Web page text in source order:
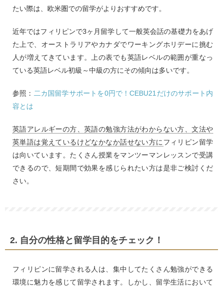
たい際は、欧米圏での留学がよりおすすめです。
近年ではフィリピンで3ヶ月留学して一般英会話の基礎力をあげ
た上で、オーストラリアやカナダでワーキングホリデーに挑む
人が増えてきています。上の表でも英語レベルの範囲が重なっ
ている英語レベル初級～中級の方にその傾向は多いです。
参照： 二カ国留学サポートを0円で！CEBU21だけのサポート内
容とは
英語アレルギーの方、英語の勉強方法がわからない方、文法や
英単語は覚えているけどなかなか話せない方にフィリピン留学
は向いています。たくさん授業をマンツーマンレッスンで受講
できるので、短期間で効果を感じられたい方は是非ご検討くだ
さい。
2. 自分の性格と留学目的をチェック！
フィリピンに留学される人は、集中してたくさん勉強ができる
環境に魅力を感じて留学されます。しかし、留学生活において